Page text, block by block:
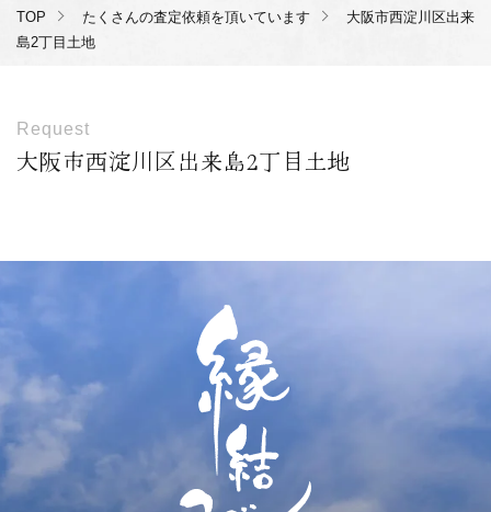
TOP たくさんの査定依頼を頂いています
大阪市西淀川区出来
島2丁目土地
Request
大阪市西淀川区出来島2丁目土地